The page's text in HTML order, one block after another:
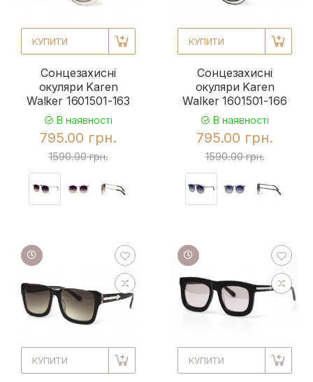
КУПИТИ
Сонцезахисні
окуляри Karen
Walker 1601501-163
В наявності
795.00 грн.
1590.00 грн.
КУПИТИ
Сонцезахисні
окуляри Karen
Walker 1601501-166
В наявності
795.00 грн.
1590.00 грн.
КУПИТИ КУПИТИ